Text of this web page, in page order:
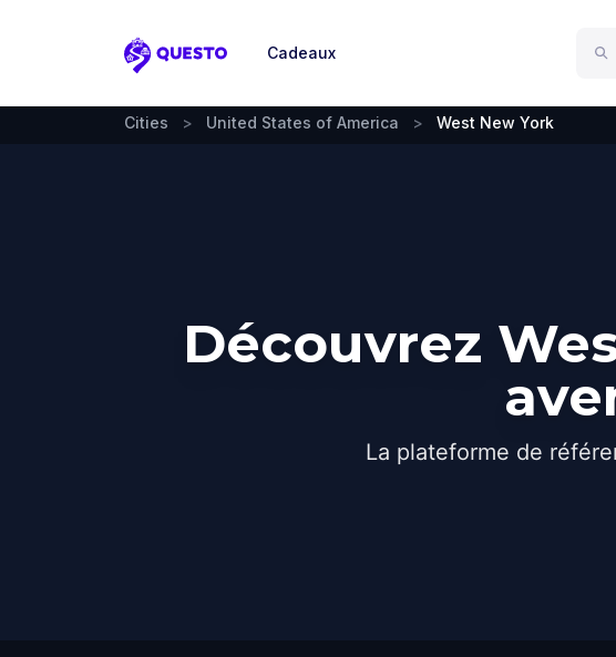
Questo
Cadeaux
Cities > United States of America > West New York
Découvrez
La plateforme de